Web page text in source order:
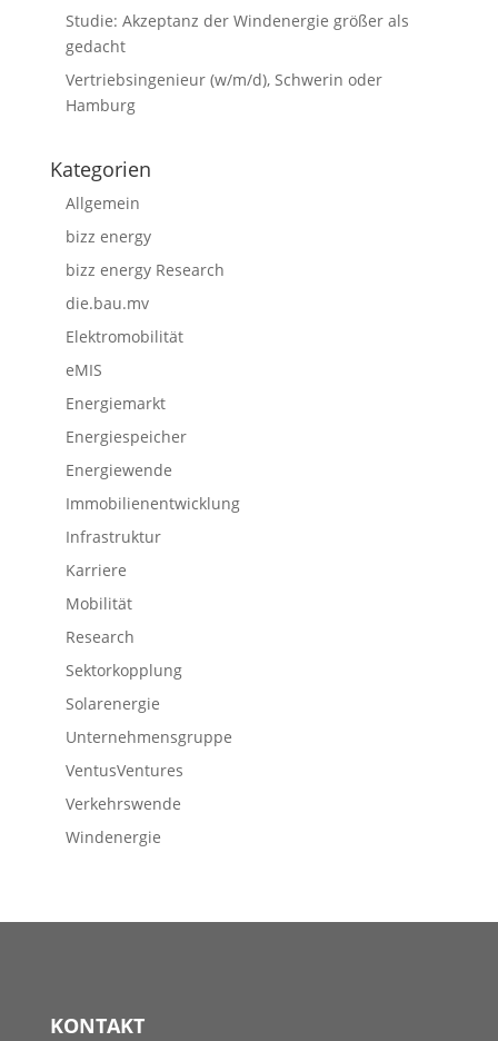
Studie: Akzeptanz der Windenergie größer als
gedacht
Vertriebsingenieur (w/m/d), Schwerin oder
Hamburg
Kategorien
Allgemein
bizz energy
bizz energy Research
die.bau.mv
Elektromobilität
eMIS
Energiemarkt
Energiespeicher
Energiewende
Immobilienentwicklung
Infrastruktur
Karriere
Mobilität
Research
Sektorkopplung
Solarenergie
Unternehmensgruppe
VentusVentures
Verkehrswende
Windenergie
KONTAKT